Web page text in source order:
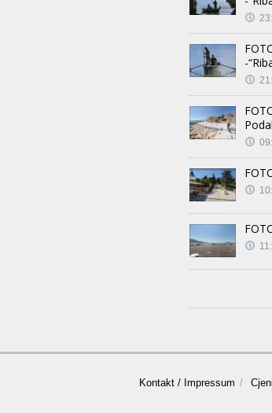
-
Kontakt / Impressum